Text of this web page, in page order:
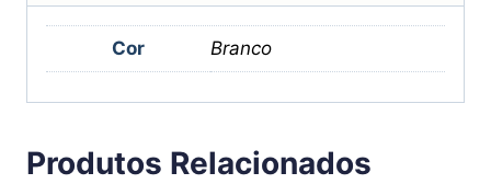
Cor Branco
Produtos Relacionados